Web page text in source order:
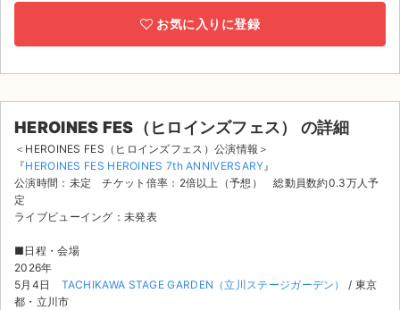
ご利用ガイド
ご利用ガイド
手数料・お支払い方法
AIに質問する
よくある質問
お知らせ
お気に入りに登録
HEROINES FES（ヒロインズフェス） の詳細
＜HEROINES FES（ヒロインズフェス）公演情報＞
『HEROINES FES HEROINES 7th ANNIVERSARY』
公演時間：未定 チケット倍率：2倍以上（予想） 総動員数約0.3万人予
定
ライブビューイング：未発表
■日程・会場
2026年
5月4日 TACHIKAWA STAGE GARDEN（立川ステージガーデン）
/ 東京
都・立川市